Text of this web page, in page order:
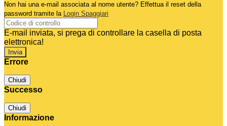
Non hai una e-mail associata al nome utente? Effettua il reset della
password tramite la Login Spaggiari
E-mail inviata, si prega di controllare la casella di posta
elettronica!
Errore
Chiudi
Successo
Chiudi
Informazione